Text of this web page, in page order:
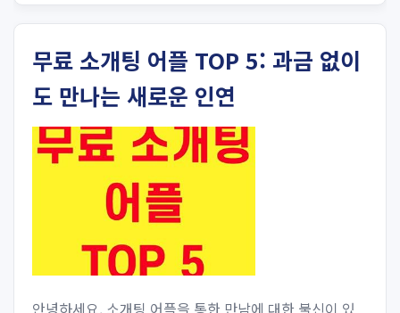
무료 소개팅 어플 TOP 5: 과금 없이
도 만나는 새로운 인연
안녕하세요, 소개팅 어플을 통한 만남에 대한 불신이 있